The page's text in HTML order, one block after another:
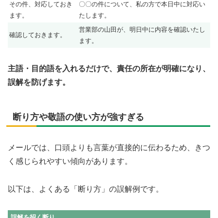
その件、対応しておき
ます。
〇〇の件について、私の方で本日中に対応い
たします。
確認しておきます。
営業部の山田が、明日中に内容を確認いたし
ます。
主語・目的語を入れるだけで、責任の所在が明確になり、
誤解を防げます。
断り方や敬語の使い方が強すぎる
メールでは、口頭よりも言葉が直接的に伝わるため、きつ
く感じられやすい傾向があります。
以下は、よくある「断り方」の誤解例です。